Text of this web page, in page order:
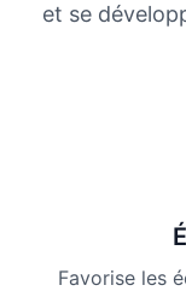
et se
Favorise les